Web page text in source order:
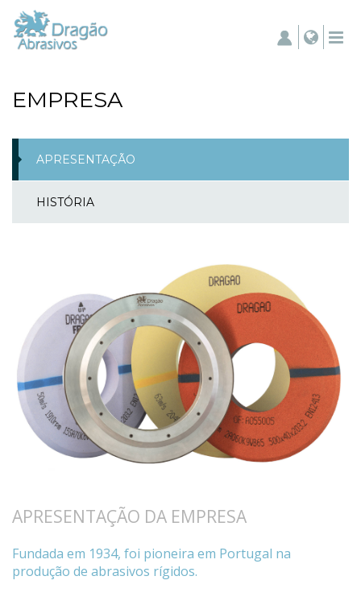
EMPRESA
APRESENTAÇÃO
HISTÓRIA
APRESENTAÇÃO DA EMPRESA
Fundada em 1934, foi pioneira em Portugal na
produção de abrasivos rígidos.